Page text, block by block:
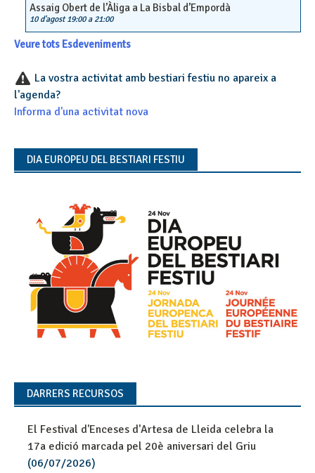
Assaig Obert de l’Àliga a La Bisbal d’Empordà
10 d'agost 19:00a 21:00
Veure tots Esdeveniments
La vostra activitat amb bestiari festiu no apareix a
l'agenda?
Informa d'una activitat nova
DIA EUROPEU DEL BESTIARI FESTIU
DARRERS RECURSOS
El Festival d'Enceses d'Artesa de Lleida celebra la
17a edició marcada pel 20è aniversari del Griu
(06/07/2026)